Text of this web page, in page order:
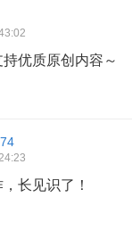
优质原创内容～
长见识了！